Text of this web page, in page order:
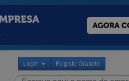
Login Registo Gratuito